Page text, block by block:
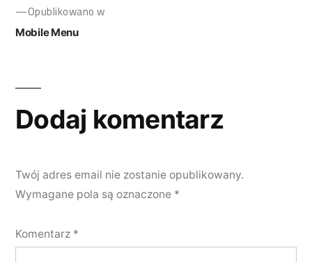
Opublikowano w
Mobile Menu
Dodaj komentarz
Twój adres email nie zostanie opublikowany.
Wymagane pola są oznaczone *
Komentarz *